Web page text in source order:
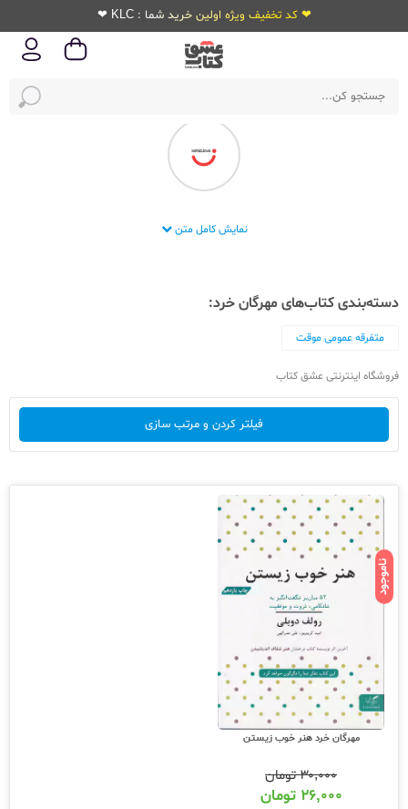
❤ کد تخفیف ویژه اولین خرید شما : KLC ❤
انتشارات مهرگان خرد
نمایش کامل متن
دسته‌بندی کتاب‌های مهرگان خرد:
متفرقه عمومی موقت
فروشگاه اینترنتی عشق کتاب
فیلتر کردن و مرتب سازی
ناموجود
مهرگان خرد هنر خوب زیستن
۳۰,۰۰۰تومان
۲۶,۰۰۰ تومان